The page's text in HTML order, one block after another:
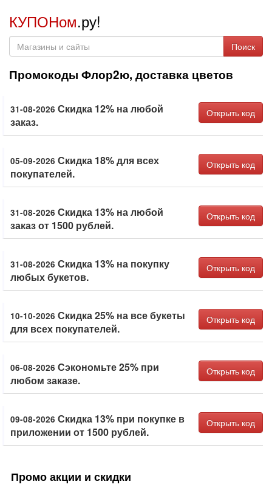
КУПОНом.ру!
Поиск
Промокоды Флор2ю, доставка цветов
31-08-2026 Скидка 12% на любой
заказ.
Открыть код
05-09-2026 Скидка 18% для всех
покупателей.
Открыть код
31-08-2026 Скидка 13% на любой
заказ от 1500 рублей.
Открыть код
31-08-2026 Скидка 13% на покупку
любых букетов.
Открыть код
10-10-2026 Скидка 25% на все букеты
для всех покупателей.
Открыть код
06-08-2026 Сэкономьте 25% при
любом заказе.
Открыть код
09-08-2026 Скидка 13% при покупке в
приложении от 1500 рублей.
Открыть код
Промо акции и скидки